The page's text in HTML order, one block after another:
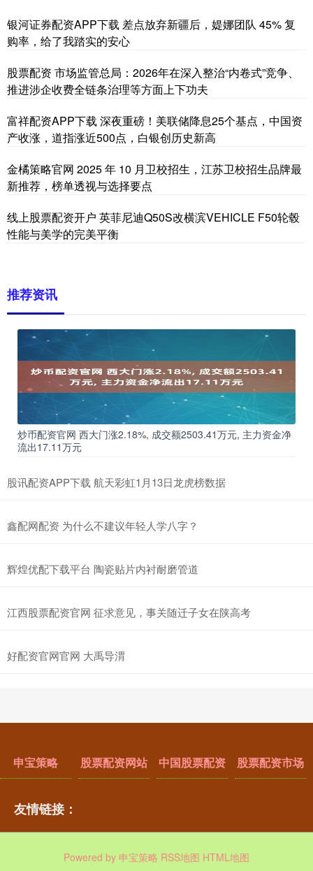
银河证券配资APP下载 差点放弃新疆后，媞娜团队 45% 复
购率，给了我踏实的安心
股票配资 市场监管总局：2026年在深入整治“内卷式”竞争、
推进涉企收费全链条治理等方面上下功夫
富祥配资APP下载 深夜重磅！美联储降息25个基点，中国资
产收涨，道指涨近500点，白银创历史新高
金橘策略官网 2025 年 10 月卫校招生，江苏卫校招生品牌最
新推荐，榜单透视与选择要点
线上股票配资开户 英菲尼迪Q50S改横滨VEHICLE F50轮毂
性能与美学的完美平衡
推荐资讯
炒币配资官网 西大门涨2.18%, 成交额2503.41万元, 主力资金净
流出17.11万元
股讯配资APP下载 航天彩虹1月13日龙虎榜数据
鑫配网配资 为什么不建议年轻人学八字？
辉煌优配下载平台 陶瓷贴片内衬耐磨管道
江西股票配资官网 征求意见，事关随迁子女在陕高考
好配资官网官网 大禹导渭
申宝策略 股票配资网站 中国股票配资 股票配资市场
友情链接：
Powered by 申宝策略 RSS地图 HTML地图